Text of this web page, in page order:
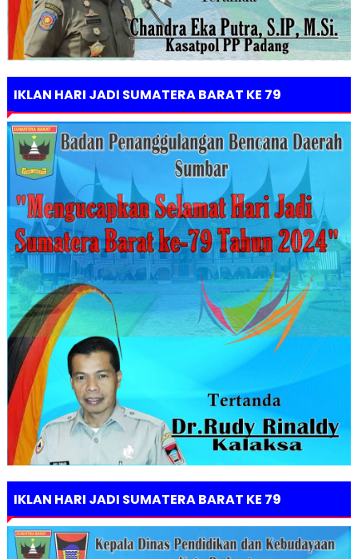
IKLAN HARI JADI SUMATERA BARAT KE 79
IKLAN HARI JADI SUMATERA BARAT KE 79